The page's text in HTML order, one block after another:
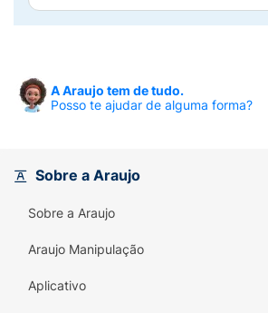
A Araujo tem de tudo.
Posso te ajudar de alguma forma?
Sobre a Araujo
Sobre a Araujo
Araujo Manipulação
Aplicativo